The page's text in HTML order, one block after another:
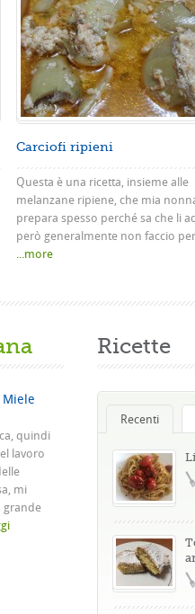
Carciofi ripieni
Questa è una ricetta, insieme alle
melanzane ripiene, che mia
prepara spesso perché sa che li
però generalmente non faccio
...more
Miele
quindi
lavoro
mi
grande
Ricette
Recenti